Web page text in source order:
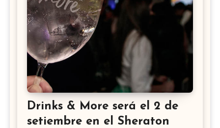
Drinks & More será el 2 de
setiembre en el Sheraton